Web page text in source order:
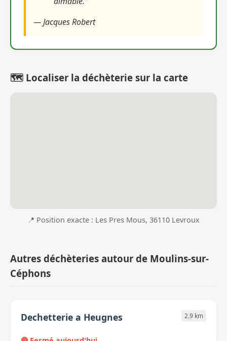
— Jacques Robert
🗺️ Localiser la déchèterie sur la carte
📍 Position exacte : Les Pres Mous, 36110 Levroux
Autres déchèteries autour de Moulins-sur-
Céphons
Dechetterie a Heugnes 2.9 km